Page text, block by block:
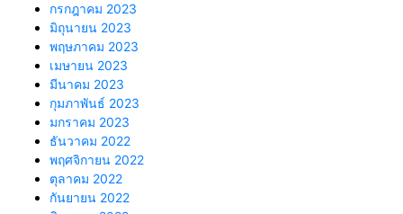
กรกฎาคม 2023
มิถุนายน 2023
พฤษภาคม 2023
เมษายน 2023
มีนาคม 2023
กุมภาพันธ์ 2023
มกราคม 2023
ธันวาคม 2022
พฤศจิกายน 2022
ตุลาคม 2022
กันยายน 2022